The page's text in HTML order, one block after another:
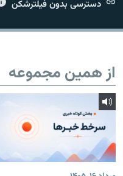
دسترسی بدون فیلترشکن
از همین مجموعه